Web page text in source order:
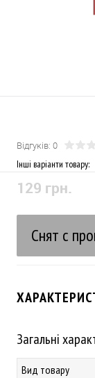
Відгуків: 0
Інші варіанти товару:
129 грн.
Снят с
Загальні
Вид товару